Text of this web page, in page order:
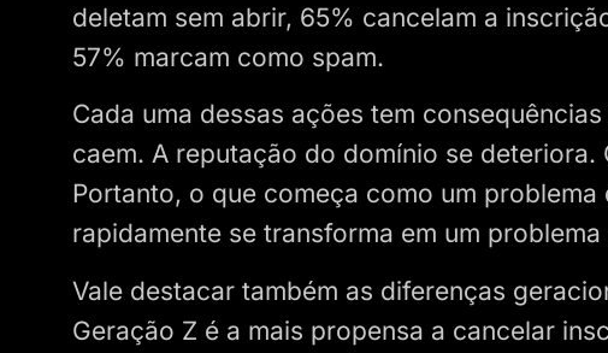
deletam sem abrir, 65% cancelam a
57% marcam como spam.
Cada uma dessas ações tem
caem. A reputação do domínio se
Portanto, o que começa como um
rapidamente se transforma em um
Vale destacar também as diferenças
Geração Z é a mais propensa a cancelar